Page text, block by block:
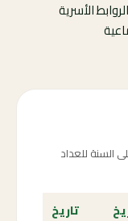
الأسرية
السنة للعداد
تاريخ